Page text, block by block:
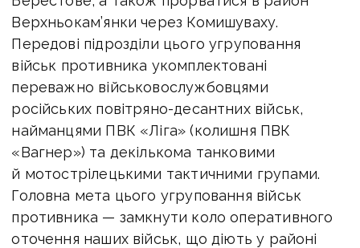
Верхньокам’янки через Комишуваху.
Передові підрозділи цього угруповання
військ противника укомплектовані
переважно військовослужбовцями
російських повітряно-десантних військ,
найманцями ПВК «Ліга» (колишня ПВК
«Вагнер») та декількома танковими
й мотострілецькими тактичними групами.
Головна мета цього угруповання військ
противника — замкнути коло оперативного
оточення наших військ, що діють у районі